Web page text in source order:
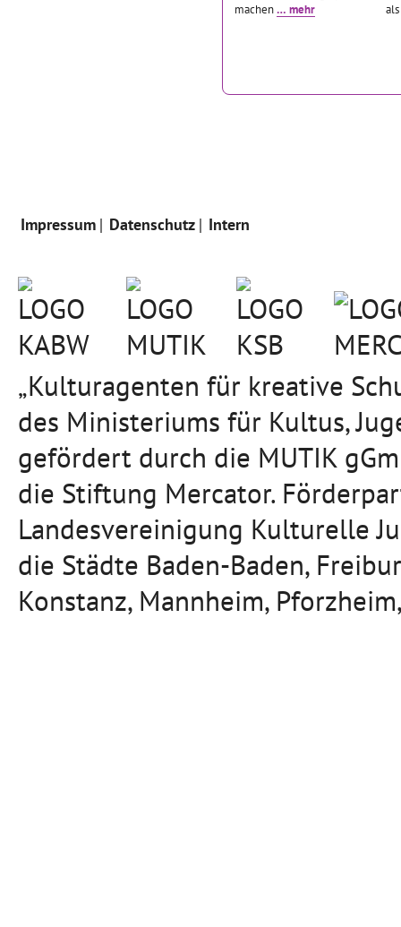
machen… mehr
als
Impressum Datenschutz Intern
„Kulturagenten für kreative
des Ministeriums für Kultus,
gefördert durch die MUTIK
die Stiftung Mercator.
Landesvereinigung Kulturelle
die Städte Baden-Baden,
Konstanz, Mannheim,